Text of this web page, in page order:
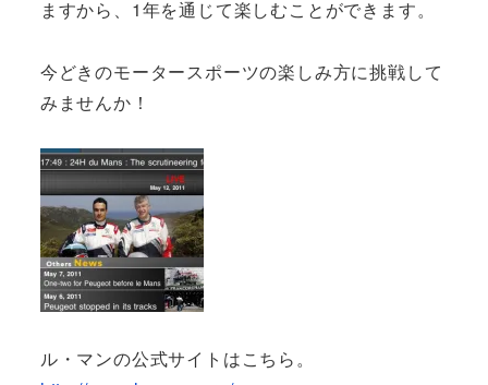
ますから、1年を通じて楽しむことができます。
今どきのモータースポーツの楽しみ方に挑戦して
みませんか！
ル・マンの公式サイトはこちら。